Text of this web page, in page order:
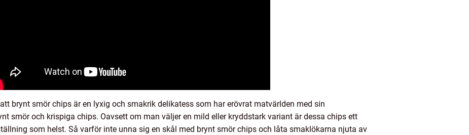
brynt smör chips är en lyxig och smakrik delikatess som har erövrat matvärlden med sin
smör och krispiga chips. Oavsett om man väljer en mild eller kryddstark variant är dessa chips ett
som helst. Så varför inte unna sig en skål med brynt smör chips och låta smaklökarna njuta av